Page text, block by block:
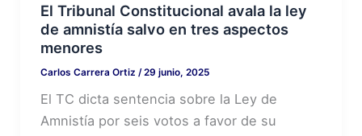
El Tribunal Constitucional avala la ley
de amnistía salvo en tres aspectos
menores
Carlos Carrera Ortiz /29 junio, 2025
El TC dicta sentencia sobre la Ley de
Amnistía por seis votos a favor de su